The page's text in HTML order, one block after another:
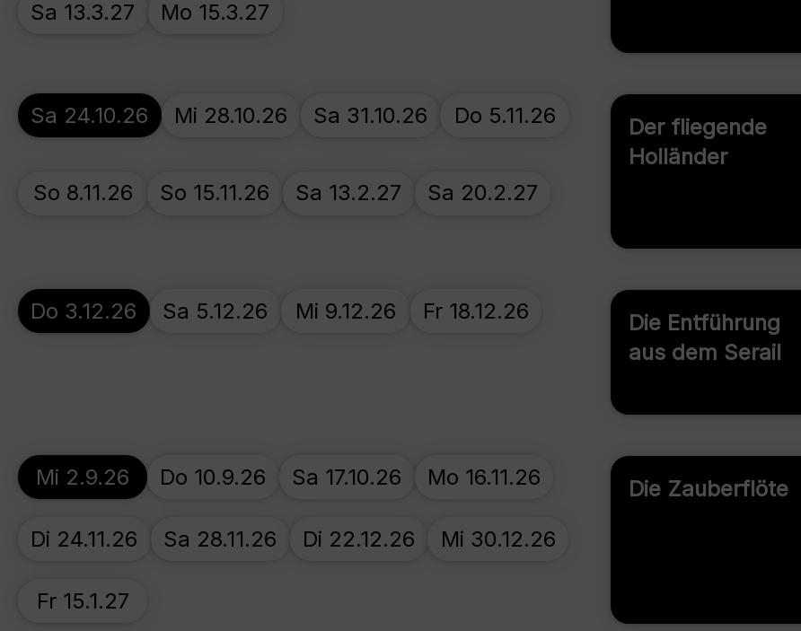
Sa 13.3.27 Mo 15.3.27
Der fliegende
Holländer
Sa 24.10.26 Mi 28.10.26 Sa 31.10.26 Do 5.11.26
So 8.11.26 So 15.11.26 Sa 13.2.27 Sa 20.2.27
Die Entführung
aus dem Serail
Do 3.12.26 Sa 5.12.26 Mi 9.12.26 Fr 18.12.26
Die Zauberflöte
Mi 2.9.26 Do 10.9.26 Sa 17.10.26 Mo 16.11.26
Di 24.11.26 Sa 28.11.26 Di 22.12.26 Mi 30.12.26
Fr 15.1.27